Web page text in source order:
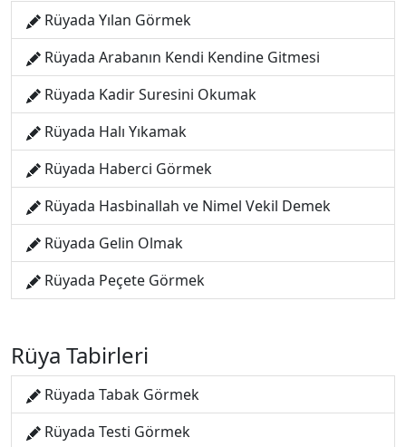
Rüyada Yılan Görmek
Rüyada Arabanın Kendi Kendine Gitmesi
Rüyada Kadir Suresini Okumak
Rüyada Halı Yıkamak
Rüyada Haberci Görmek
Rüyada Hasbinallah ve Nimel Vekil Demek
Rüyada Gelin Olmak
Rüyada Peçete Görmek
Rüya Tabirleri
Rüyada Tabak Görmek
Rüyada Testi Görmek